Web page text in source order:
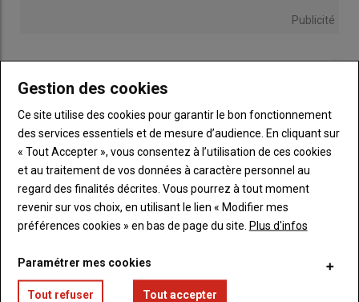
Publicité
Gestion des cookies
Ce site utilise des cookies pour garantir le bon fonctionnement
des services essentiels et de mesure d’audience. En cliquant sur
« Tout Accepter », vous consentez à l’utilisation de ces cookies
et au traitement de vos données à caractère personnel au
regard des finalités décrites. Vous pourrez à tout moment
revenir sur vos choix, en utilisant le lien « Modifier mes
préférences cookies » en bas de page du site. Plus d'infos
Paramétrer mes cookies
Tout refuser Tout accepter